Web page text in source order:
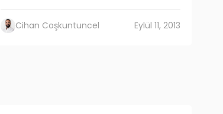
Cihan Coşkuntuncel Eylül 11, 2013